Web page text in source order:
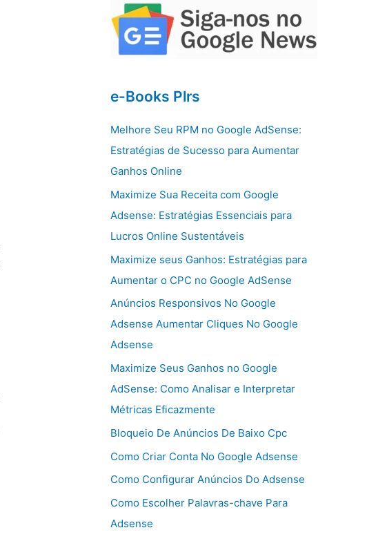
e-Books Plrs
Melhore Seu RPM no Google AdSense:
Estratégias de Sucesso para Aumentar
Ganhos Online
Maximize Sua Receita com Google
Adsense: Estratégias Essenciais para
Lucros Online Sustentáveis
Maximize seus Ganhos: Estratégias para
Aumentar o CPC no Google AdSense
Anúncios Responsivos No Google
Adsense Aumentar Cliques No Google
Adsense
Maximize Seus Ganhos no Google
AdSense: Como Analisar e Interpretar
Métricas Eficazmente
Bloqueio De Anúncios De Baixo Cpc
Como Criar Conta No Google Adsense
Como Configurar Anúncios Do Adsense
Como Escolher Palavras-chave Para
Adsense